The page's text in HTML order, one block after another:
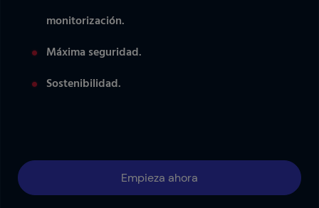
monitorización.
Máxima seguridad.
Sostenibilidad.
Empieza ahora